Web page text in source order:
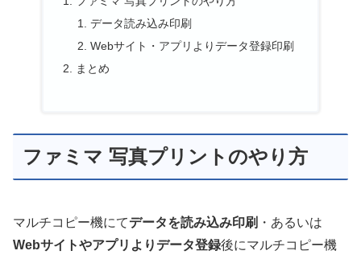
データ読み込み印刷
Webサイト・アプリよりデータ登録印刷
まとめ
ファミマ 写真プリントのやり方
マルチコピー機にてデータを読み込み印刷 ・あるいは
Webサイトやアプリよりデータ登録後にマルチコピー機